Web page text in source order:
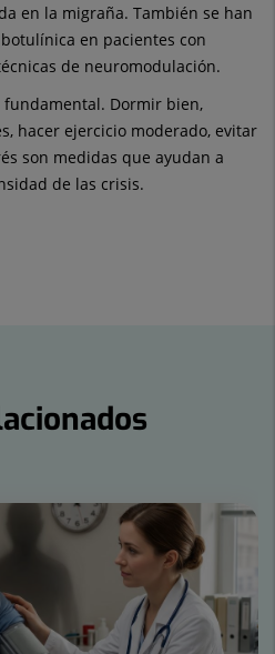
en la migraña. También se han
en pacientes con
de neuromodulación.
fundamental. Dormir bien,
hacer ejercicio moderado, evitar
son medidas que ayudan a
de las crisis.